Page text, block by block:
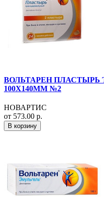
ВОЛЬТАРЕН ПЛАСТЫРЬ
100Х140ММ №2
НОВАРТИС
от 573.00 р.
В корзину